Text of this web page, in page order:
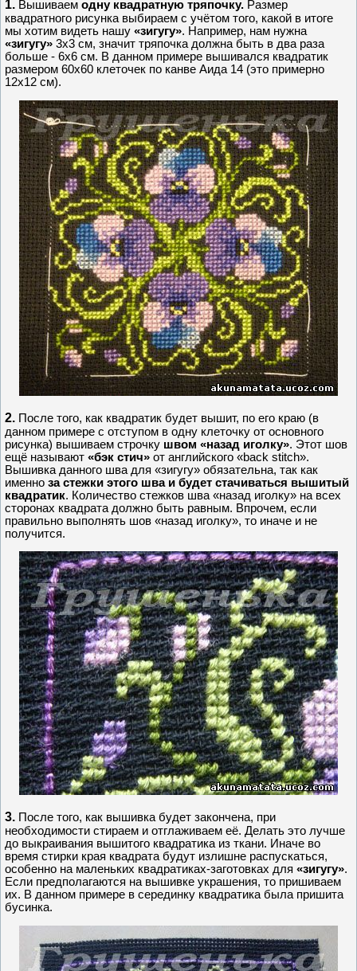
1. Вышиваем одну квадратную тряпочку. Размер
квадратного рисунка выбираем с учётом того, какой в итоге
мы хотим видеть нашу «зигугу». Например, нам нужна
«зигугу» 3х3 см, значит тряпочка должна быть в два раза
больше - 6х6 см. В данном примере вышивался квадратик
размером 60х60 клеточек по канве Аида 14 (это примерно
12х12 см).
2. После того, как квадратик будет вышит, по его краю (в
данном примере с отступом в одну клеточку от основного
рисунка) вышиваем строчку швом «назад иголку». Этот шов
ещё называют «бэк стич» от английского «back stitch».
Вышивка данного шва для «зигугу» обязательна, так как
именно за стежки этого шва и будет стачиваться вышитый
квадратик. Количество стежков шва «назад иголку» на всех
сторонах квадрата должно быть равным. Впрочем, если
правильно выполнять шов «назад иголку», то иначе и не
получится.
3. После того, как вышивка будет закончена, при
необходимости стираем и отглаживаем её. Делать это лучше
до выкраивания вышитого квадратика из ткани. Иначе во
время стирки края квадрата будут излишне распускаться,
особенно на маленьких квадратиках-заготовках для «зигугу».
Если предполагаются на вышивке украшения, то пришиваем
их. В данном примере в серединку квадратика была пришита
бусинка.